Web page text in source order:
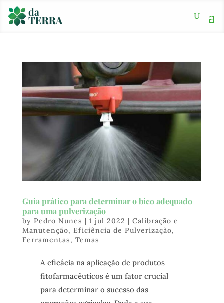
Guia prático para determinar o bico adequado
para uma pulverização
by Pedro Nunes | 1 jul 2022 | Calibração e
Manutenção, Eficiência de Pulverização,
Ferramentas, Temas
A eficácia na aplicação de produtos
fitofarmacêuticos é um fator crucial
para determinar o sucesso das